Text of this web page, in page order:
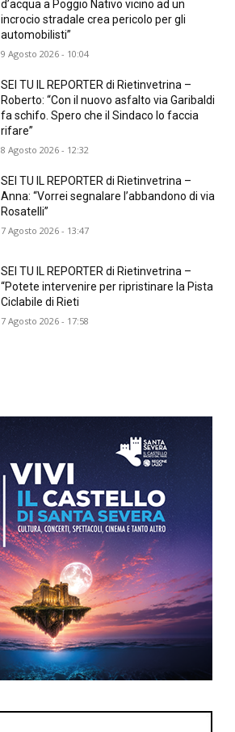
d’acqua a Poggio Nativo vicino ad un
incrocio stradale crea pericolo per gli
automobilisti”
9 Agosto 2026 - 10:04
SEI TU IL REPORTER di Rietinvetrina –
Roberto: “Con il nuovo asfalto via Garibaldi
fa schifo. Spero che il Sindaco lo faccia
rifare”
8 Agosto 2026 - 12:32
SEI TU IL REPORTER di Rietinvetrina –
Anna: “Vorrei segnalare l’abbandono di via
Rosatelli”
7 Agosto 2026 - 13:47
SEI TU IL REPORTER di Rietinvetrina –
“Potete intervenire per ripristinare la Pista
Ciclabile di Rieti
7 Agosto 2026 - 17:58